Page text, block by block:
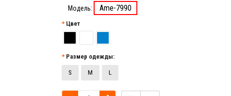
Модель: Ame-7990
Цвет
Размер одежды:
S M L